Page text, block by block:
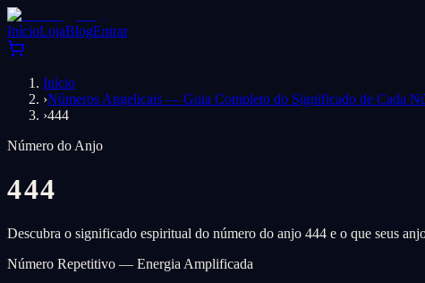
InícioLojaBlogEntrar
Início
›Números Angelicais — Guia Completo do Significado de Cada
›444
Número do Anjo
444
Descubra o significado espiritual do número do anjo 444 e o que seus
Número Repetitivo — Energia Amplificada